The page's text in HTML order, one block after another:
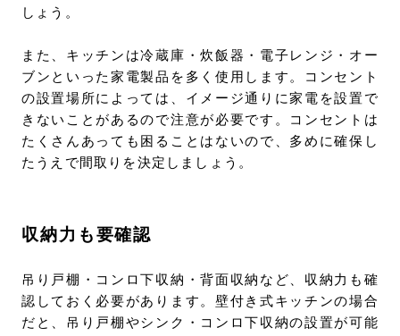
しょう。
また、キッチンは冷蔵庫・炊飯器・電子レンジ・オー
ブンといった家電製品を多く使用します。コンセント
の設置場所によっては、イメージ通りに家電を設置で
きないことがあるので注意が必要です。コンセントは
たくさんあっても困ることはないので、多めに確保し
たうえで間取りを決定しましょう。
収納力も要確認
吊り戸棚・コンロ下収納・背面収納など、収納力も確
認しておく必要があります。壁付き式キッチンの場合
だと、吊り戸棚やシンク・コンロ下収納の設置が可能